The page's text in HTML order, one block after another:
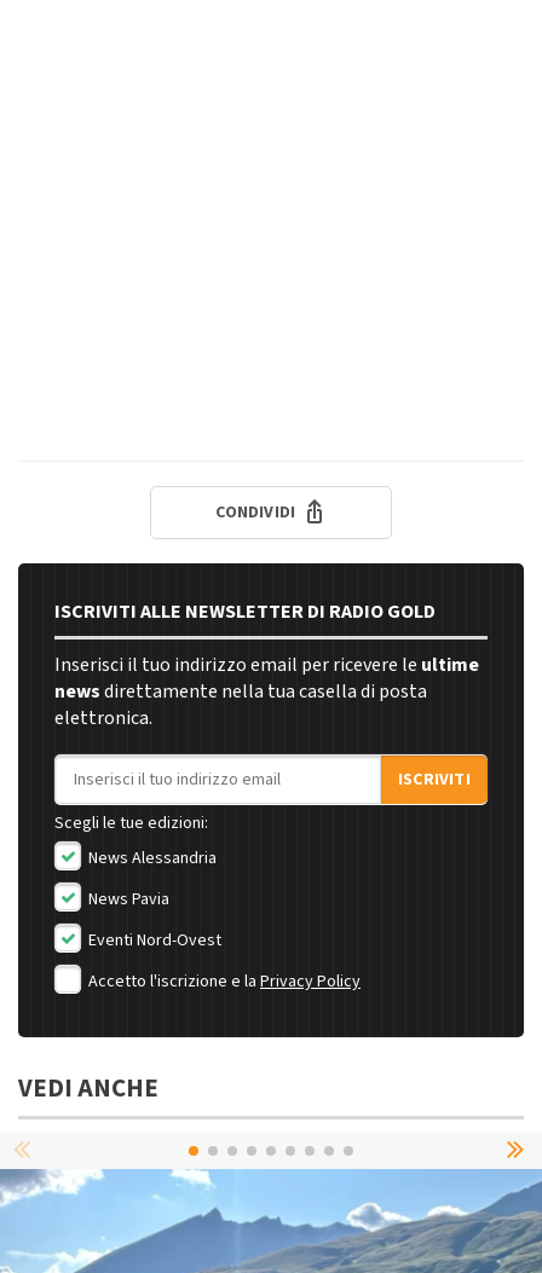
CONDIVIDI
ISCRIVITI ALLE NEWSLETTER DI RADIO GOLD
Inserisci il tuo indirizzo email per ricevere le ultime
newsdirettamente nella tua casella di posta
elettronica.
Indirizzo email
ISCRIVITI
Scegli le tue edizioni:
News Alessandria
News Pavia
Eventi Nord-Ovest
Accetto l'iscrizione e la Privacy Policy
VEDI ANCHE